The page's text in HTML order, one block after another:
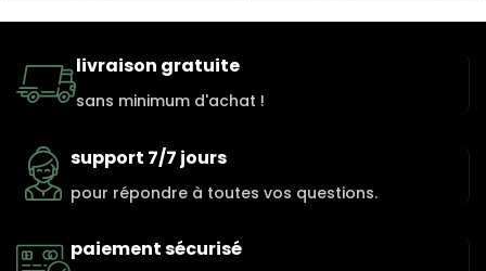
livraison gratuite
sans minimum d'achat !
support 7/7 jours
pour répondre à toutes vos questions.
paiement sécurisé